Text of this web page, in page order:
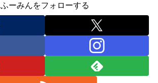
ふーみんをフォローする